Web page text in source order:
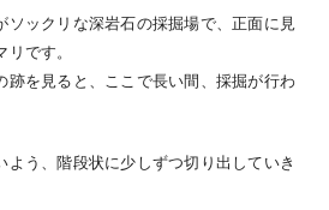
ソックリな深岩石の採掘場で、正面に見
です。
跡を見ると、ここで長い間、採掘が行わ
よう、階段状に少しずつ切り出していき